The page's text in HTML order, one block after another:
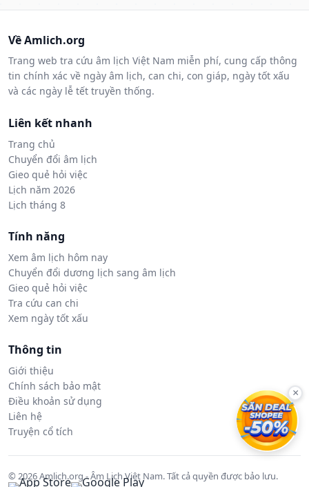
Về Amlich.org
Trang web tra cứu âm lịch Việt Nam miễn phí, cung cấp thông
tin chính xác về ngày âm lịch, can chi, con giáp, ngày tốt xấu
và các ngày lễ tết truyền thống.
Liên kết nhanh
Trang chủ
Chuyển đổi âm lịch
Gieo quẻ hỏi việc
Lịch năm 2026
Lịch tháng 8
Tính năng
Xem âm lịch hôm nay
Chuyển đổi dương lịch sang âm lịch
Gieo quẻ hỏi việc
Tra cứu can chi
Xem ngày tốt xấu
Thông tin
Giới thiệu
Chính sách bảo mật
Điều khoản sử dụng
Liên hệ
Truyện cổ tích
© 2026 Amlich.org - Âm Lịch Việt Nam. Tất cả quyền được bảo lưu.
×